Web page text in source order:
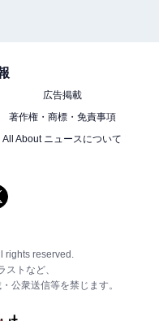
広告掲載
著作権・商標・免責事項
All About ニュースについて
rights reserved.
トなど、
公衆送信等を禁じます。